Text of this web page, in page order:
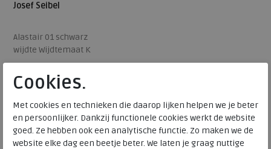
Josef Seibel
Alastair 01 schwarz
wijdte Wijdtemaat K
€ 99,95
Beschikbare maten
40 41 42
Cookies.
Met cookies en technieken die daarop lijken helpen we je beter
en persoonlijker. Dankzij functionele cookies werkt de website
goed. Ze hebben ook een analytische functie. Zo maken we de
website elke dag een beetje beter. We laten je graag nuttige